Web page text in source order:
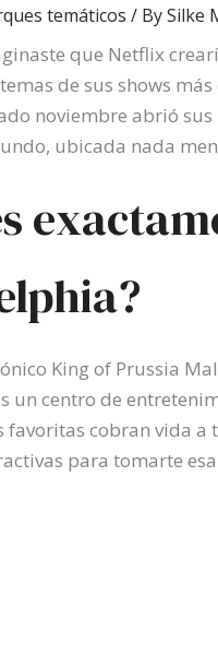
temáticos / BySilke
que Netflix
de sus shows
noviembre abrió
ubicada nada
King of Prussia
un centro de
favoritas cobran vida a
para tomarte